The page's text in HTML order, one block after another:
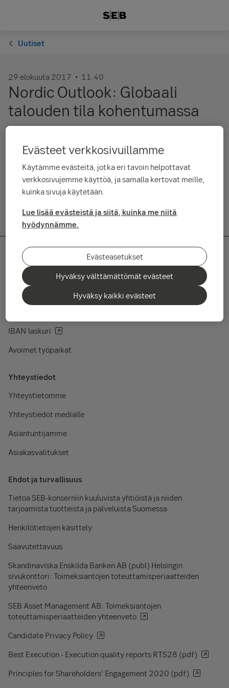
Uutiset
29 elokuuta 2017 11.40
Nordic Outlook: Globaali
talouden tila kohentumassa
voimistumaan historiallista keskiarvoaan nopeammin
ennusteperiodillamme 2017-2019.
Lue lisää
Pikalinkit
Rahastojen kurssilista
IBAN laskuri
Avoimet työpaikat
Yhteystiedot
Yhteystietomme
Yhteystiedot medialle
Asiantuntijamme
Asiakasvalitukset
Ehdot ja turvallisuus
Tietoa SEB-konserniin kuuluvista yhtiöistä ja niiden
tarjoamista tuotteista ja palveluista Suomessa
Henkilötietojen käsittely
Saavutettavuus
Skandinaviska Enskilda Banken AB (publ) Helsingin
sivukonttori: Toimeksiantojen toteuttamisperiaatteiden
yhteenveto
SEB Asset Management AB: Toimeksiantojen
toteuttamisperiaatteiden yhteenveto
Candidate Privacy Policy
Best Execution - Execution quality reports RTS28 (pdf)
Principles for Shareholders’ Engagement 2020 (pdf)
Evästeet verkkosivuillamme
Käytämme evästeitä, jotka eri tavoin helpottavat
verkkosivujemme käyttöä, ja samalla kertovat meille,
kuinka sivuja käytetään.
Lue lisää evästeistä ja siitä, kuinka me niitä
hyödynnämme.
Evästeasetukset
Hyväksy välttämättömät evästeet
Hyväksy kaikki evästeet